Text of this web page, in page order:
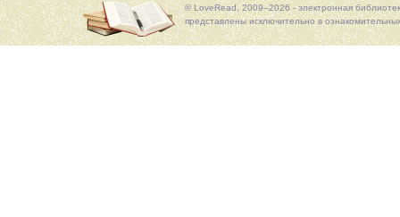
© LoveRead, 2009–2026 - электронная
представлены исключительно в